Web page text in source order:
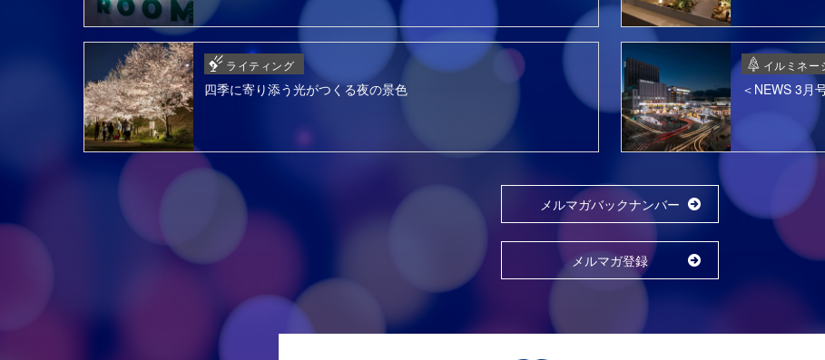
ライティング
四季に寄り添う光がつくる夜の景色
イルミネー
＜NEWS 3月
メルマガバックナンバー
メルマガ登録